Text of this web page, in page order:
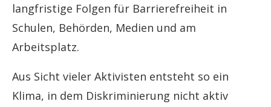
langfristige Folgen für Barrierefreiheit in
Schulen, Behörden, Medien und am
Arbeitsplatz.
Aus Sicht vieler Aktivisten entsteht so ein
Klima, in dem Diskriminierung nicht aktiv